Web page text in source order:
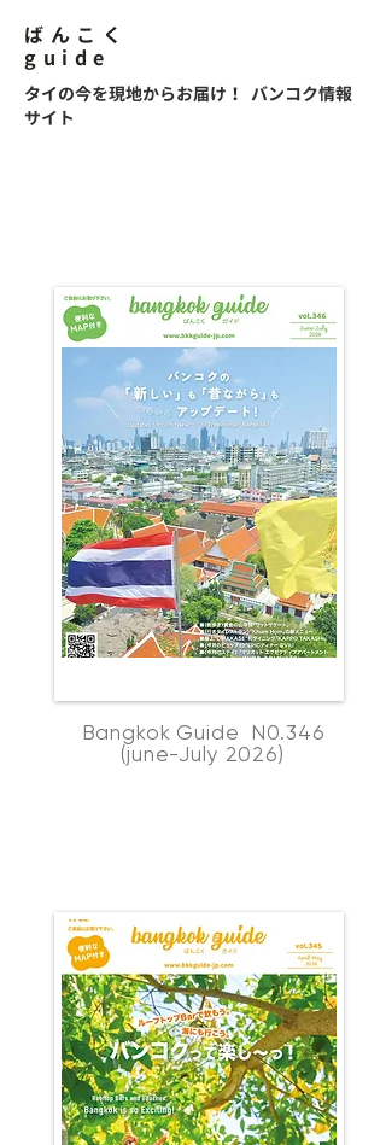
ばんこく
guide
タイの今を現地からお届け！ バンコク情報
サイト
Bangkok Guide N0.346
(june-July 2026)